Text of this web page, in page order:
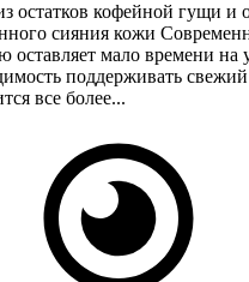
остатков кофейной гущи и
сияния кожи
оставляет мало времени на
поддерживать
все более...